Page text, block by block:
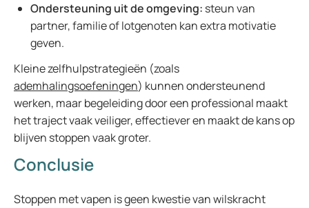
Ondersteuning uit de omgeving: steun van
partner, familie of lotgenoten kan extra motivatie
geven.
Kleine zelfhulpstrategieën (zoals
ademhalingsoefeningen) kunnen ondersteunend
werken, maar begeleiding door een professional maakt
het traject vaak veiliger, effectiever en maakt de kans op
blijven stoppen vaak groter.
Conclusie
Stoppen met vapen is geen kwestie van wilskracht